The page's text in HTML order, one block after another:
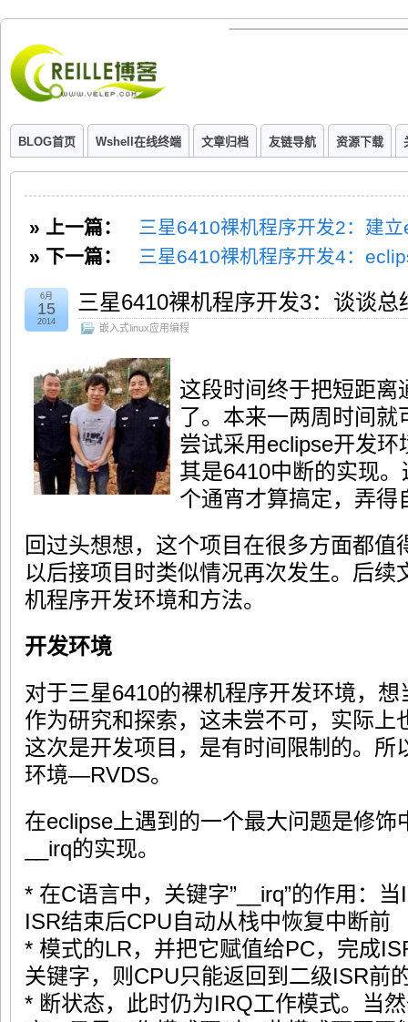
BLOG首页 Wshell在线终端 文章归档 友链导航 资源下载
» 上一篇：
三星6410裸机程序开发2：建
» 下一篇：
三星6410裸机程序开发4：
三星6410裸机程序开发3：谈谈总
嵌入式linux应用编程
6月
15
2014
这段时间终于把短距离
了。本来一两周时间
尝试采用eclipse开发
其是6410中断的实现
个通宵才算搞定，弄得
回过头想想，这个项目在很多方面都值
以后接项目时类似情况再次发生。后续
机程序开发环境和方法。
开发环境
对于三星6410的裸机程序开发环境，
作为研究和探索，这未尝不可，实际上
这次是开发项目，是有时间限制的。所
环境—RVDS。
在eclipse上遇到的一个最大问题是修饰
__irq的实现。
* 在C语言中，关键字”__irq”的作用：
ISR结束后CPU自动从栈中恢复中断前
* 模式的LR，并把它赋值给PC，完成
关键字，则CPU只能返回到二级ISR前
* 断状态，此时仍为IRQ工作模式。当